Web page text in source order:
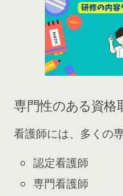
専門性のある資格
看護師には、多くの
認定看護師
専門看護師